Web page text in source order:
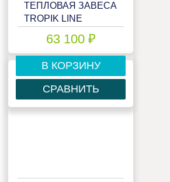
ТЕПЛОВАЯ ЗАВЕСА
TROPIK LINE
63 100 ₽
В КОРЗИНУ
СРАВНИТЬ